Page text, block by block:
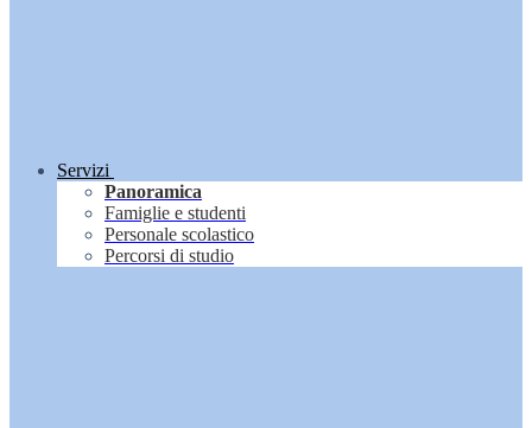
Servizi
Panoramica
Famiglie e studenti
Personale scolastico
Percorsi di studio